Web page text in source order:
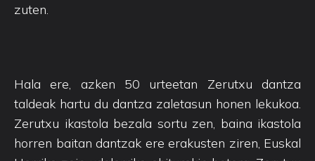
zuten.
Hala ere, azken 50 urteetan Zerutxu dantza
taldeak hartu du dantza zaletasun honen lekukoa.
Zerutxu ikastola bezala sortu zen, baina ikastola
horren baitan dantzak ere erakusten ziren, Euskal